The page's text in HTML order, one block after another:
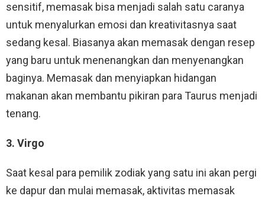
sensitif, memasak bisa menjadi salah satu caranya
untuk menyalurkan emosi dan kreativitasnya saat
sedang kesal. Biasanya akan memasak dengan resep
yang baru untuk menenangkan dan menyenangkan
baginya. Memasak dan menyiapkan hidangan
makanan akan membantu pikiran para Taurus menjadi
tenang.
3. Virgo
Saat kesal para pemilik zodiak yang satu ini akan pergi
ke dapur dan mulai memasak, aktivitas memasak